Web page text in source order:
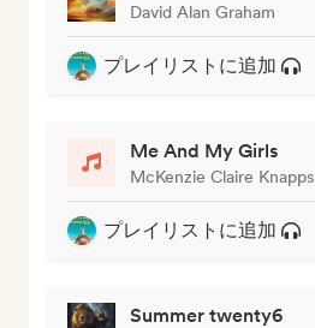
David Alan Graham
プレイリストに追加
Me And My Girls
McKenzie Claire Knapps
プレイリストに追加
Summer twenty6